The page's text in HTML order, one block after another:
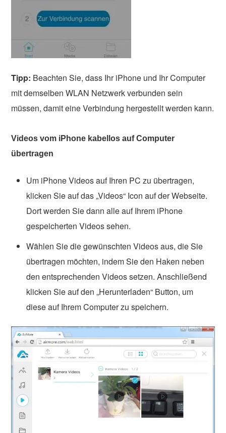
Tipp: Beachten Sie, dass Ihr iPhone und Ihr Computer
mit demselben WLAN Netzwerk verbunden sein
müssen, damit eine Verbindung hergestellt werden kann.
Videos vom iPhone kabellos auf Computer
übertragen
Um iPhone Videos auf Ihren PC zu übertragen,
klicken Sie auf das „Videos“ Icon auf der Webseite.
Dort werden Sie dann alle auf Ihrem iPhone
gespeicherten Videos sehen.
Wählen Sie die gewünschten Videos aus, die Sie
übertragen möchten, indem Sie den Haken neben
den entsprechenden Videos setzen. Anschließend
klicken Sie auf den „Herunterladen“ Button, um
diese auf Ihrem Computer zu speichern.